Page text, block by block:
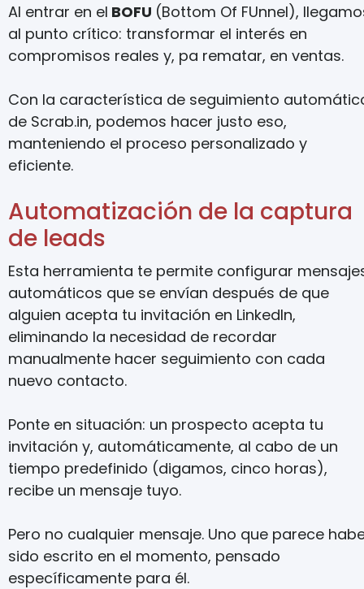
Al entrar en el BOFU (Bottom Of FUnnel),
al punto crítico: transformar el interés en
compromisos reales y, pa rematar, en ventas.
Con la característica de seguimiento
de Scrab.in, podemos hacer justo eso,
manteniendo el proceso personalizado y
eficiente.
Automatización de la captura
de leads
Esta herramienta te permite configurar
automáticos que se envían después de que
alguien acepta tu invitación en LinkedIn,
eliminando la necesidad de recordar
manualmente hacer seguimiento con cada
nuevo contacto.
Ponte en situación: un prospecto acepta tu
invitación y, automáticamente, al cabo de un
tiempo predefinido (digamos, cinco horas),
recibe un mensaje tuyo.
Pero no cualquier mensaje. Uno que parece
sido escrito en el momento, pensado
específicamente para él.